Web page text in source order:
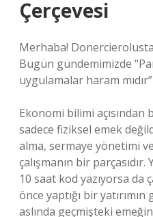
Çerçevesi
Merhaba!
Bugün gündemimizde
uygulamalar haram
Ekonomi bilimi açısından
sadece fiziksel emek
alma, sermaye yönetimi ve
çalışmanın bir
10 saat kod yazıyorsa da
önce yaptığı bir
aslında geçmişteki